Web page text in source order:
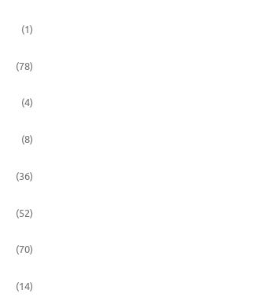
(1)
(78)
(4)
(8)
(36)
(52)
(70)
(14)